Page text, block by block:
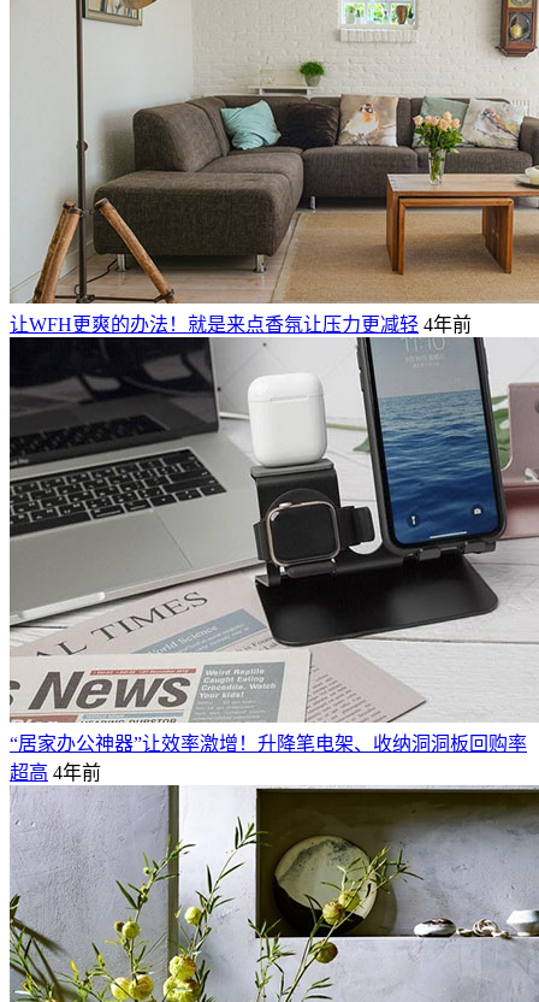
让WFH更爽的办法！就是来点香氛让压力更减轻 4年前
“居家办公神器”让效率激增！升降笔电架、收纳洞洞板回购率
超高 4年前